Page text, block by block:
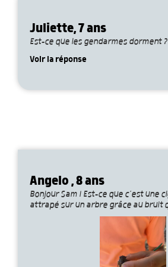
Juliette, 7 ans
Est-ce que les gendarmes dorment ?
Voir la réponse
Angelo , 8 ans
Bonjour Sam ! Est-ce que c’est une
attrapé sur un arbre grâce au bruit